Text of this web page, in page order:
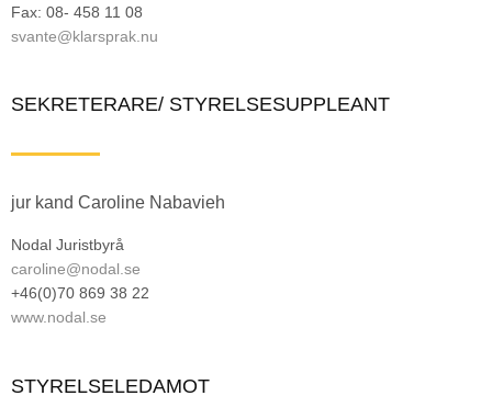
Fax: 08- 458 11 08
svante@klarsprak.nu
SEKRETERARE/ STYRELSESUPPLEANT
jur kand Caroline Nabavieh
Nodal Juristbyrå
caroline@nodal.se
+46(0)70 869 38 22
www.nodal.se
STYRELSELEDAMOT